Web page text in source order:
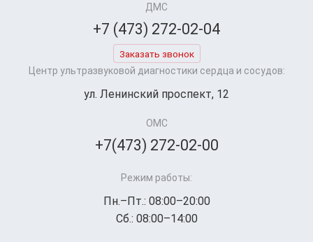
ДМС
+7 (473) 272-02-04
Заказать звонок
Центр ультразвуковой диагностики сердца и сосудов:
ул. Ленинский проспект, 12
ОМС
+7(473) 272-02-00
Режим работы:
Пн.–Пт.: 08:00–20:00
Сб.: 08:00–14:00